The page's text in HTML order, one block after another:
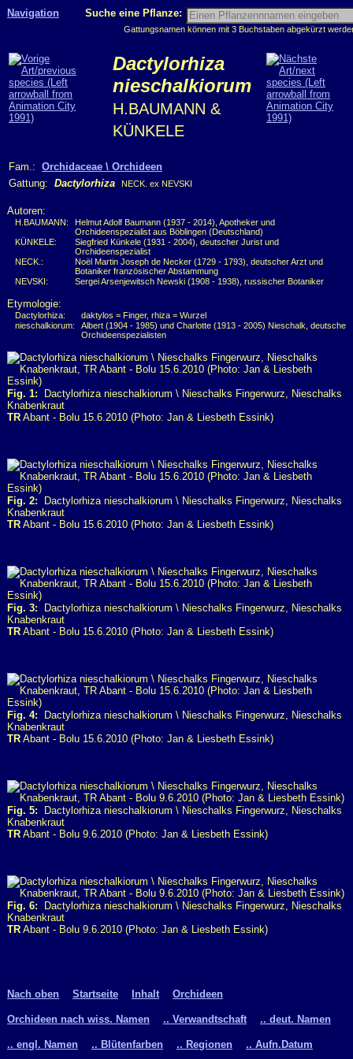
Navigation Suche eine Pflanze:
Gattungsnamen können mit 3 Buchstaben abgekürzt
Dactylorhiza
nieschalkiorum
H.BAUMANN &
KÜNKELE
Fam.: Orchidaceae \ Orchideen
Gattung: Dactylorhiza NECK. ex NEVSKI
Autoren:
H.BAUMANN:
Helmut Adolf Baumann (1937 - 2014), Apotheker und
Orchideenspezialist aus Böblingen (Deutschland)
KÜNKELE:
Siegfried Künkele (1931 - 2004), deutscher Jurist und
Orchideenspezialist
NECK.:
Noël Martin Joseph de Necker (1729 - 1793), deutscher Arzt und
Botaniker französischer Abstammung
NEVSKI:
Sergei Arsenjewitsch Newski (1908 - 1938), russischer Botaniker
Etymologie:
Dactylorhiza:
daktylos = Finger, rhiza = Wurzel
nieschalkiorum:
Albert (1904 - 1985) und Charlotte (1913 - 2005) Nieschalk, deutsche
Orchideenspezialisten
Fig. 1: Dactylorhiza nieschalkiorum \ Nieschalks Fingerwurz, Nieschalks
Knabenkraut
TR Abant - Bolu 15.6.2010 (Photo: Jan & Liesbeth Essink)
Fig. 2: Dactylorhiza nieschalkiorum \ Nieschalks Fingerwurz, Nieschalks
Knabenkraut
TR Abant - Bolu 15.6.2010 (Photo: Jan & Liesbeth Essink)
Fig. 3: Dactylorhiza nieschalkiorum \ Nieschalks Fingerwurz, Nieschalks
Knabenkraut
TR Abant - Bolu 15.6.2010 (Photo: Jan & Liesbeth Essink)
Fig. 4: Dactylorhiza nieschalkiorum \ Nieschalks Fingerwurz, Nieschalks
Knabenkraut
TR Abant - Bolu 15.6.2010 (Photo: Jan & Liesbeth Essink)
Fig. 5: Dactylorhiza nieschalkiorum \ Nieschalks Fingerwurz, Nieschalks
Knabenkraut
TR Abant - Bolu 9.6.2010 (Photo: Jan & Liesbeth Essink)
Fig. 6: Dactylorhiza nieschalkiorum \ Nieschalks Fingerwurz, Nieschalks
Knabenkraut
TR Abant - Bolu 9.6.2010 (Photo: Jan & Liesbeth Essink)
Nach oben Startseite Inhalt Orchideen
Orchideen nach wiss. Namen .. Verwandtschaft .. deut. Namen
.. engl. Namen .. Blütenfarben .. Regionen .. Aufn.Datum